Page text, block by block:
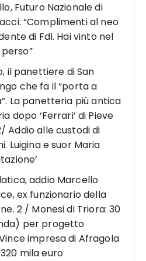
Futuro Nazionale di
“Complimenti al neo
di FdI. Hai vinto nel
il panettiere di San
che fa il “porta a
La panetteria più antica
dopo ‘Ferrari’ di Pieve
Addio alle custodi di
Luigina e suor Maria
addio Marcello
ex funzionario della
2 / Monesi di Triora: 30
per progetto
impresa di Afragola
mila euro